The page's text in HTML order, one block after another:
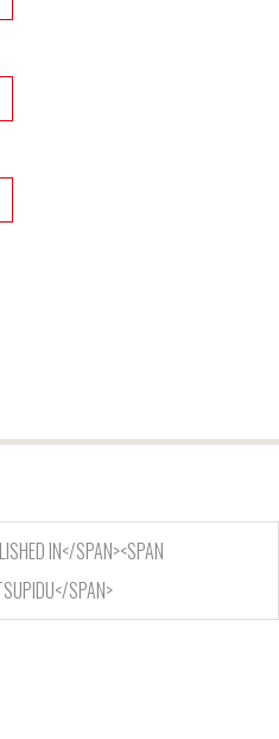
IN</SPAN><SPAN
SPAN>